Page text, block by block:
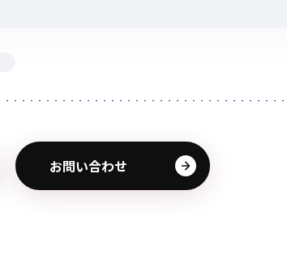
お問い合わせ